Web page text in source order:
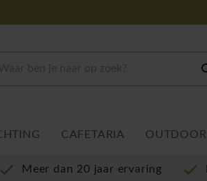
CAFETARIA OUTDOOR
Meer dan 20 jaar ervaring